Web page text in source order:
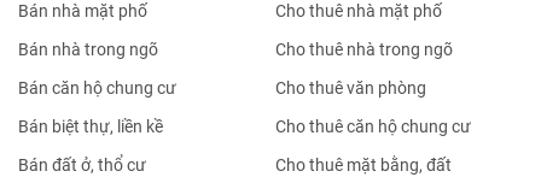
Bán nhà mặt phố
Bán nhà trong ngõ
Bán căn hộ chung cư
Bán biệt thự, liền kề
Bán đất ở, thổ cư
Cho thuê nhà mặt phố
Cho thuê nhà trong ngõ
Cho thuê văn phòng
Cho thuê căn hộ chung cư
Cho thuê mặt bằng, đất